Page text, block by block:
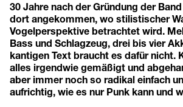
30 Jahre nach der Gründung der
dort angekommen, wo stilistischer
Vogelperspektive betrachtet wird.
Bass und Schlagzeug, drei bis vier
kantigen Text braucht es dafür nicht.
alles irgendwie gemäßigt und
aber immer noch so radikal einfach
aufrichtig, wie es nur Punk kann und